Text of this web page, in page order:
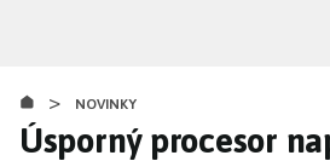
obsahu
> NOVINKY
Úsporný procesor